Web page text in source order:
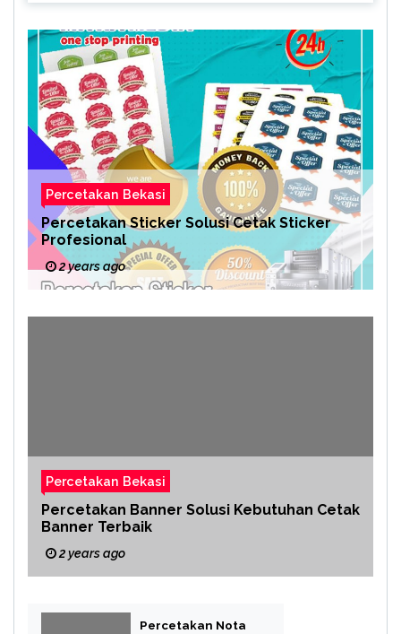
Percetakan Bekasi
Percetakan Sticker Solusi Cetak Sticker
Profesional
2 years ago
Percetakan Bekasi
Percetakan Banner Solusi Kebutuhan Cetak
Banner Terbaik
2 years ago
Percetakan Nota